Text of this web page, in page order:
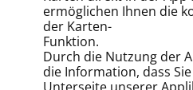
ermöglichen Ihnen die
der Karten-
Funktion.
Durch die Nutzung der
die Information, dass